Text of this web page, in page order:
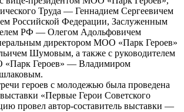
Труда — Геннадием Сергеевичем
Российской Федерации, Заслуженным
РФ — Олегом Адольфовичем
директором МОО «Парк Героев»
Шумовым, а также с руководителем
«Парк Героев» — Владимиром
героев с молодежью была проведена
«Первые Герои Советского
провел автор-составитель выставки —